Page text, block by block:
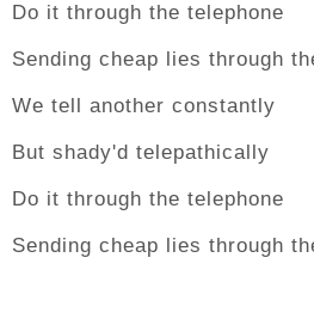
Do it through the telephone
Sending cheap lies through
We tell another constantly
But shady'd telepathically
Do it through the telephone
Sending cheap lies through